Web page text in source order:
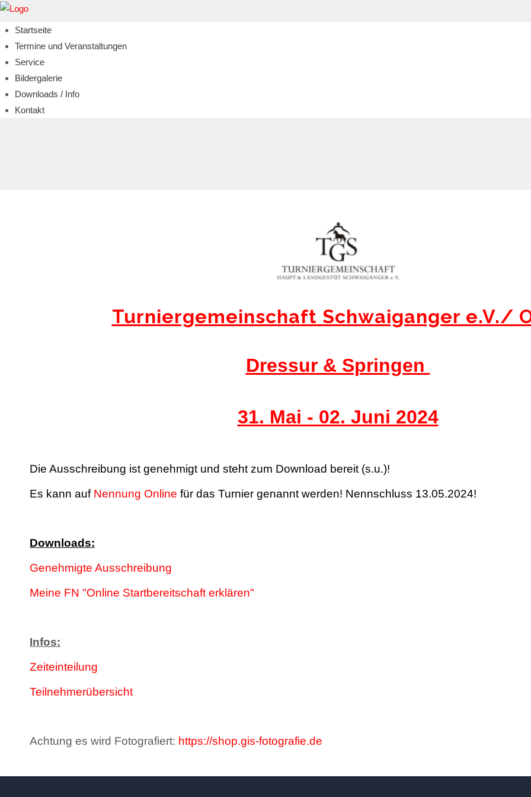
Startseite
Termine und Veranstaltungen
Service
Bildergalerie
Downloads / Info
Kontakt
Turniergemeinschaft Schwaiganger e.V./
Dressur & Springen
31. Mai - 02. Juni 2024
Die Ausschreibung ist genehmigt und steht zum Download bereit (s.u.)!
Es kann auf Nennung Online für das Turnier genannt werden! Nennschluss 13.05.2024!
Downloads:
Genehmigte Ausschreibung
Meine FN "Online Startbereitschaft erklären"
Infos:
Zeiteinteilung
Teilnehmerübersicht
Achtung es wird Fotografiert: https://shop.gis-fotografie.de